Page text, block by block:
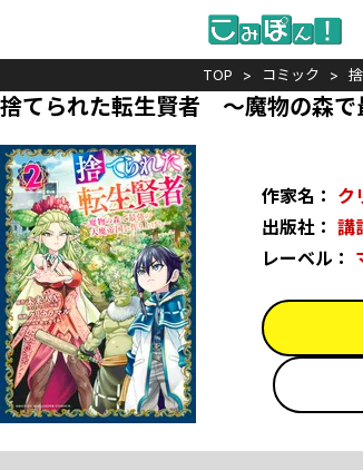
TOP コミック
捨てられた転生賢者 ～魔物の森で
作家名： ク
出版社： 講
レーベル：